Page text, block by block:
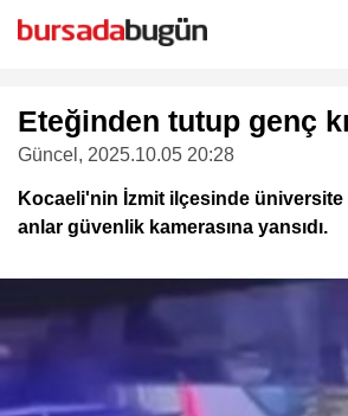
Eteğinden tutup genç
Güncel , 2025.10.05 20:28
Kocaeli'nin İzmit ilçesinde üniversite
anlar güvenlik kamerasına yansıdı.